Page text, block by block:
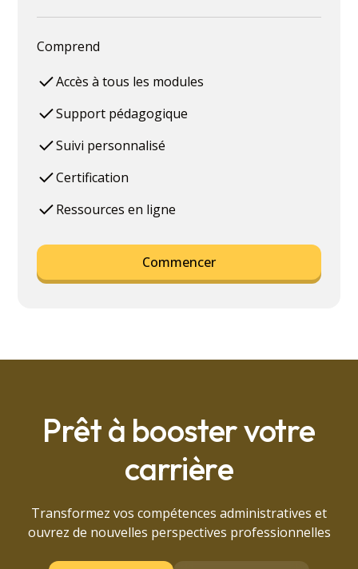
Comprend
Accès à tous les modules
Support pédagogique
Suivi personnalisé
Certification
Ressources en ligne
Commencer
Prêt à booster votre
carrière
Transformez vos compétences administratives et
ouvrez de nouvelles perspectives professionnelles